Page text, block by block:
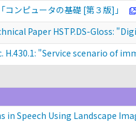
コンピュータの基礎 [第３版]」
Paper HSTP.DS-Gloss:
H.430.1: "Service scenario of
in Speech Using Landscape